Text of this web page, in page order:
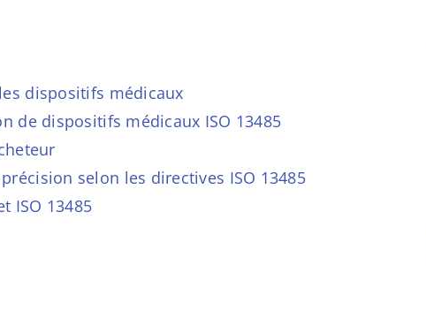
dispositifs médicaux
de dispositifs médicaux ISO 13485
selon les directives ISO 13485
ISO 13485